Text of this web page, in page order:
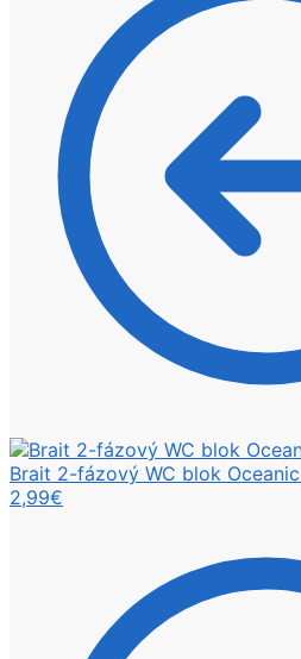
Brait 2-fázový WC blok
2,99€